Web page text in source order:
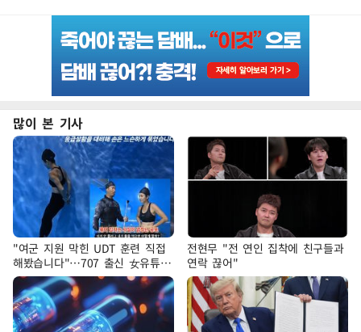
많이 본 기사
"여군 지원 막힌 UDT 훈련 직접
해봤습니다"…707 출신 女유튜버
'완벽 소화'
전현무 "전 연인 집착에 친구들과
연락 끊어"